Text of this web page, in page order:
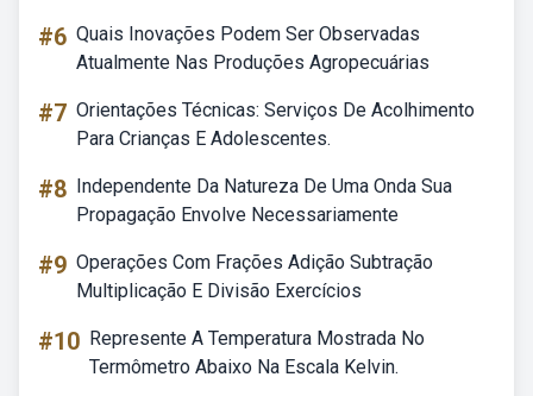
#6 Quais Inovações Podem Ser Observadas
Atualmente Nas Produções Agropecuárias
#7 Orientações Técnicas: Serviços De Acolhimento
Para Crianças E Adolescentes.
#8 Independente Da Natureza De Uma Onda Sua
Propagação Envolve Necessariamente
#9 Operações Com Frações Adição Subtração
Multiplicação E Divisão Exercícios
#10 Represente A Temperatura Mostrada No
Termômetro Abaixo Na Escala Kelvin.